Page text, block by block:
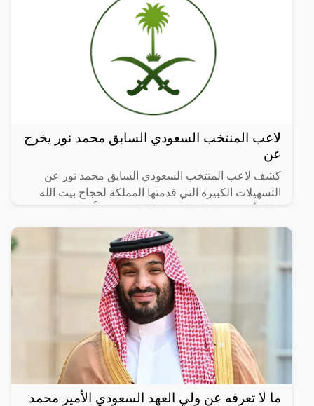
لاعب المنتخب السعودي السابق محمد نور يخرج
عن
كشف لاعب المنتخب السعودي السابق محمد نور عن
التسهيلات الكبيرة التي قدمتها المملكة لحجاج بيت الله
للملك
ما لا تعرفه عن ولي العهد السعودي الأمير محمد